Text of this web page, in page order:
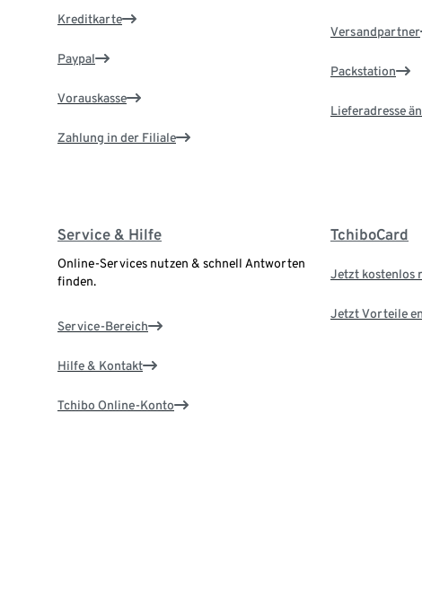
Kreditkarte
Paypal
Vorauskasse
Zahlung in der Filiale
Versandpartner
Packstation
Lieferadresse
Service & Hilfe
Online-Services nutzen & schnell Antworten
finden.
Service-Bereich
Hilfe & Kontakt
Tchibo Online-Konto
TchiboCard
Jetzt kostenlos
Jetzt Vorteile